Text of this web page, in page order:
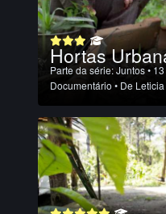
Hortas
Parte da série:Juntos•
Documentário • De